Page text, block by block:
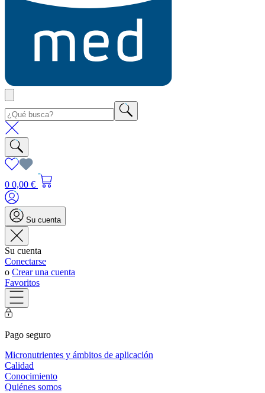
0 0,00 €
Su cuenta
Su cuenta
Conectarse
o Crear una cuenta
Favoritos
Pago seguro
Micronutrientes y ámbitos de aplicación
Calidad
Conocimiento
Quiénes somos